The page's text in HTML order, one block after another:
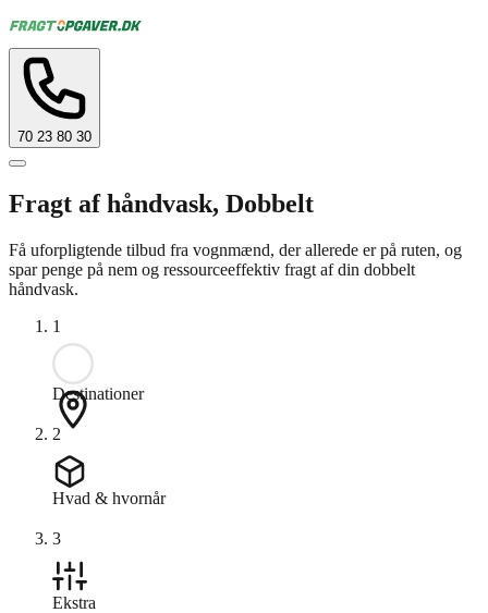
70 23 80 30
Fragt af håndvask, Dobbelt
Få uforpligtende tilbud fra vognmænd, der allerede er på ruten, og
spar penge på nem og ressourceeffektiv fragt af din dobbelt
håndvask.
1
Destinationer
2
Hvad & hvornår
3
Ekstra